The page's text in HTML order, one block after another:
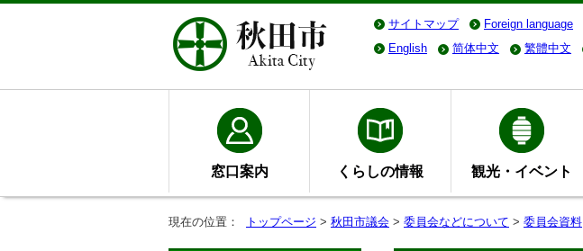
サイトマップ Foreign language
English
简体中文 繁體中文
窓口案内 くらしの情報 観光・イベント
現在の位置： トップページ > 秋田市議会 > 委員会などについて > 委員会資料